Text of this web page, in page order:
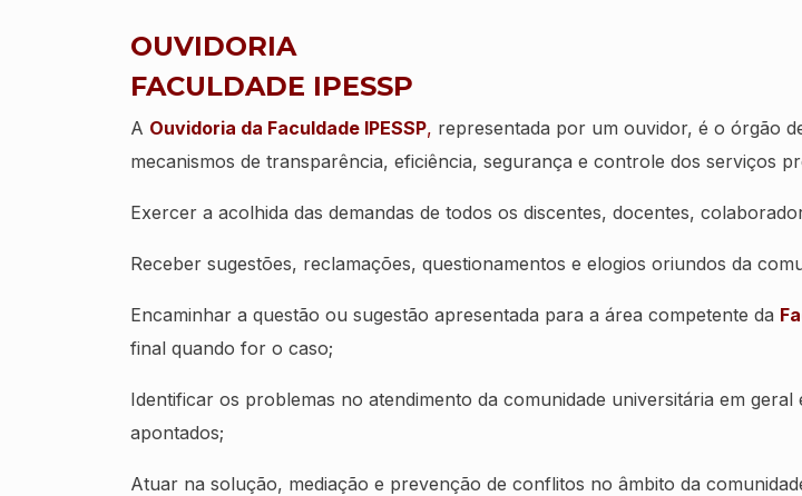
OUVIDORIA
FACULDADE IPESSP
A Ouvidoria da Faculdade IPESSP, representada por um ouvidor, é o órgão
mecanismos de transparência, eficiência, segurança e controle dos serviços
Exercer a acolhida das demandas de todos os discentes, docentes,
Receber sugestões, reclamações, questionamentos e elogios oriundos da
Encaminhar a questão ou sugestão apresentada para a área competente da
final quando for o caso;
Identificar os problemas no atendimento da comunidade universitária em
apontados;
Atuar na solução, mediação e prevenção de conflitos no âmbito da